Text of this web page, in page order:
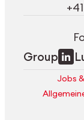
Group
Jobs